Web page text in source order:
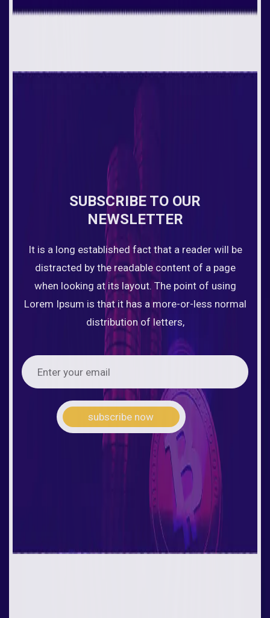
SUBSCRIBE TO OUR
NEWSLETTER
It is a long established fact that a reader will be
distracted by the readable content of a page
when looking at its layout. The point of using
Lorem Ipsum is that it has a more-or-less normal
distribution of letters,
subscribe now